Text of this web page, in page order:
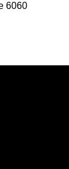
6060